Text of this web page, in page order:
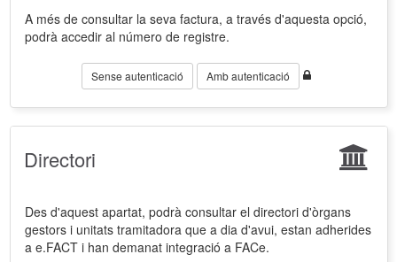
A més de consultar la seva factura, a través d'aquesta opció,
podrà accedir al número de registre.
Sense autenticació Amb autenticació
Directori
Des d'aquest apartat, podrà consultar el directori d'òrgans
gestors i unitats tramitadora que a dia d'avui, estan adherides
a e.FACT i han demanat integració a FACe.